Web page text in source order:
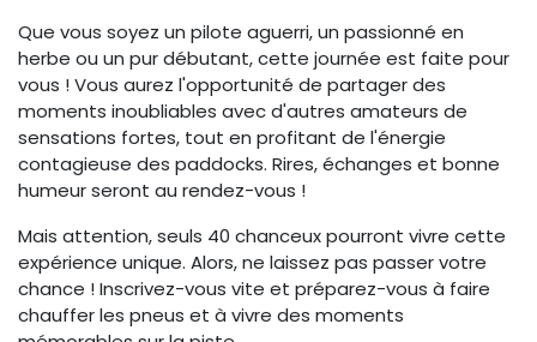
Que vous soyez un pilote aguerri, un passionné en
herbe ou un pur débutant, cette journée est faite pour
vous ! Vous aurez l'opportunité de partager des
moments inoubliables avec d'autres amateurs de
sensations fortes, tout en profitant de l'énergie
contagieuse des paddocks. Rires, échanges et bonne
humeur seront au rendez-vous !
Mais attention, seuls 40 chanceux pourront vivre cette
expérience unique. Alors, ne laissez pas passer votre
chance ! Inscrivez-vous vite et préparez-vous à faire
chauffer les pneus et à vivre des moments